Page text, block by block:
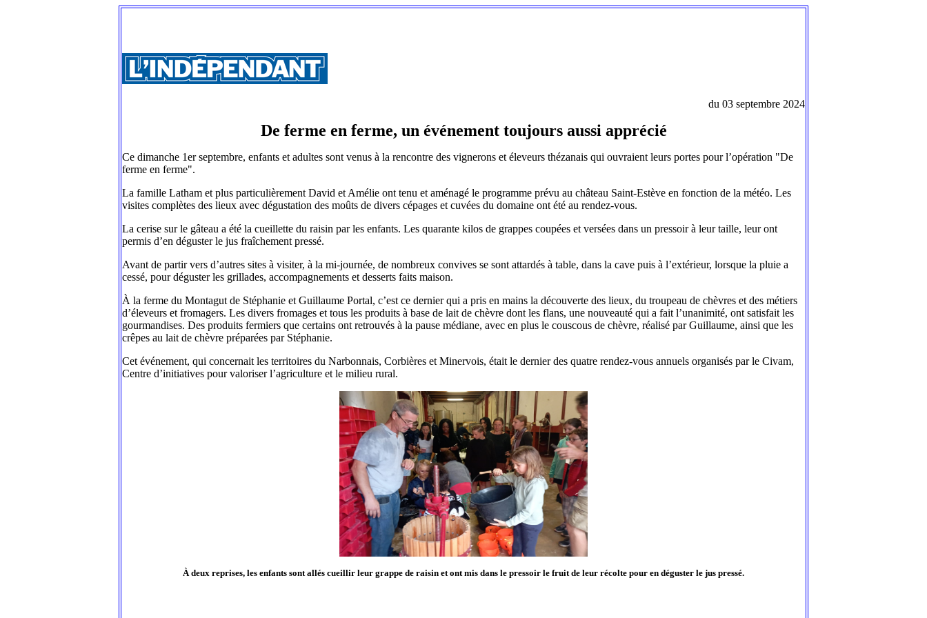
du 03 septembre 2024
De ferme en ferme, un événement toujours aussi apprécié
Ce dimanche 1er septembre, enfants et adultes sont venus à la rencontre des vignerons et éleveurs thézanais qui ouvraient leurs portes pour l’opération "De
ferme en ferme".
La famille Latham et plus particulièrement David et Amélie ont tenu et aménagé le programme prévu au château Saint-Estève en fonction de la météo. Les
visites complètes des lieux avec dégustation des moûts de divers cépages et cuvées du domaine ont été au rendez-vous.
La cerise sur le gâteau a été la cueillette du raisin par les enfants. Les quarante kilos de grappes coupées et versées dans un pressoir à leur taille, leur ont
permis d’en déguster le jus fraîchement pressé.
Avant de partir vers d’autres sites à visiter, à la mi-journée, de nombreux convives se sont attardés à table, dans la cave puis à l’extérieur, lorsque la pluie a
cessé, pour déguster les grillades, accompagnements et desserts faits maison.
À la ferme du Montagut de Stéphanie et Guillaume Portal, c’est ce dernier qui a pris en mains la découverte des lieux, du troupeau de chèvres et des métiers
d’éleveurs et fromagers. Les divers fromages et tous les produits à base de lait de chèvre dont les flans, une nouveauté qui a fait l’unanimité, ont satisfait les
gourmandises. Des produits fermiers que certains ont retrouvés à la pause médiane, avec en plus le couscous de chèvre, réalisé par Guillaume, ainsi que les
crêpes au lait de chèvre préparées par Stéphanie.
Cet événement, qui concernait les territoires du Narbonnais, Corbières et Minervois, était le dernier des quatre rendez-vous annuels organisés par le Civam,
Centre d’initiatives pour valoriser l’agriculture et le milieu rural.
À deux reprises, les enfants sont allés cueillir leur grappe de raisin et ont mis dans le pressoir le fruit de leur récolte pour en déguster le jus pressé.